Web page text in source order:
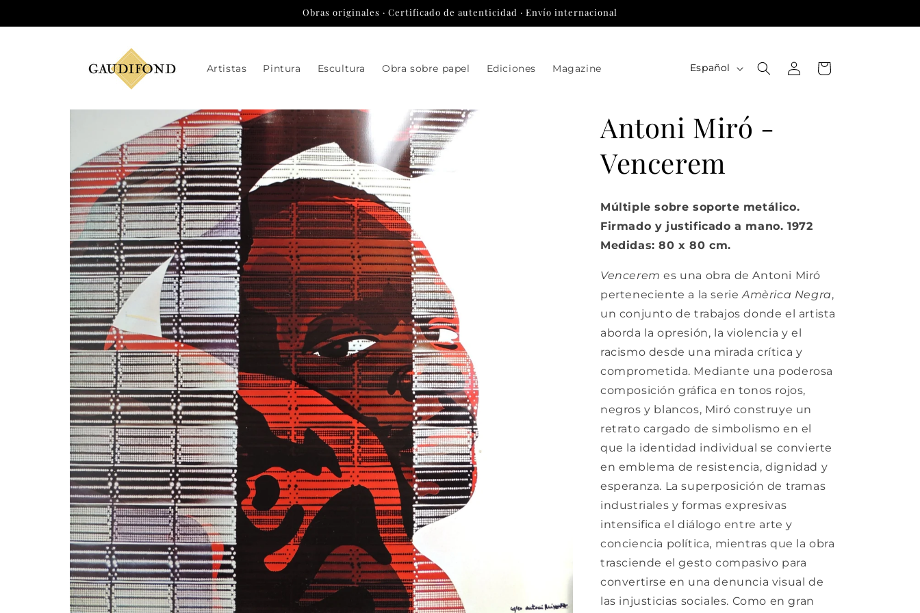
al contenido
Obras originales · Certificado de autenticidad · Envío internacional
Artistas Pintura Escultura Obra sobre papel Ediciones Magazine
o
a
Español
sesión
Carrito
directamente
información
del producto
Antoni Miró -
Vencerem
Múltiple sobre soporte metálico.
Firmado y justificado a mano. 1972
Medidas: 80 x 80 cm.
Vencerem es una obra de Antoni Miró
perteneciente a la serieAmèrica Negra,
un conjunto de trabajos donde el artista
aborda la opresión, la violencia y el
racismo desde una mirada crítica y
comprometida. Mediante una poderosa
composición gráfica en tonos rojos,
negros y blancos, Miró construye un
retrato cargado de simbolismo en el
que la identidad individual se convierte
en emblema de resistencia, dignidad y
esperanza. La superposición de tramas
industriales y formas expresivas
intensifica el diálogo entre arte y
conciencia política, mientras que la obra
trasciende el gesto compasivo para
convertirse en una denuncia visual de
las injusticias sociales. Como en gran